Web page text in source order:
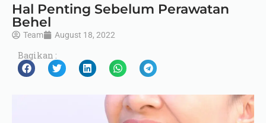
Hal Penting Sebelum Perawatan
Behel
Team August 18, 2022
Bagikan :